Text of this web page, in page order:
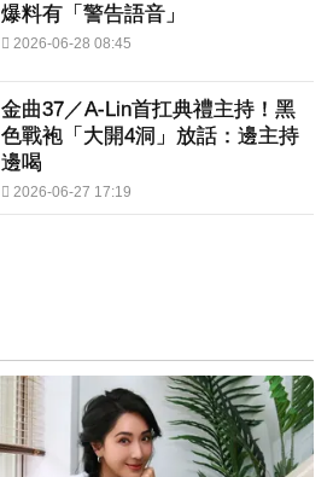
爆料有「警告語音」
2026-06-28 08:45
金曲37／A-Lin首扛典禮主持！黑
色戰袍「大開4洞」放話：邊主持
邊喝
2026-06-27 17:19